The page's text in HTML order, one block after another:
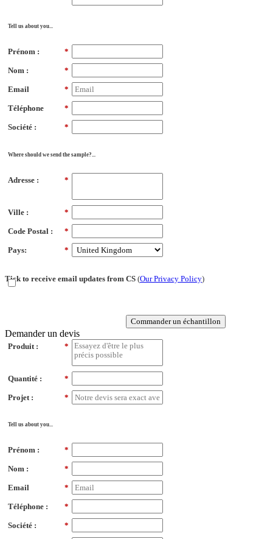
Tell us about you...
*
Prénom :
*
Nom :
*
Email
*
Téléphone
*
Société :
Where should we send the sample?...
*
Adresse :
*
Ville :
*
Code Postal :
*
Pays:
Tick to receive email updates from CS (Our Privacy Policy)
Commander un échantillon
Demander un devis
*
Produit :
*
Quantité :
*
Projet :
Tell us about you...
*
Prénom :
*
Nom :
*
Email
*
Téléphone :
*
Société :